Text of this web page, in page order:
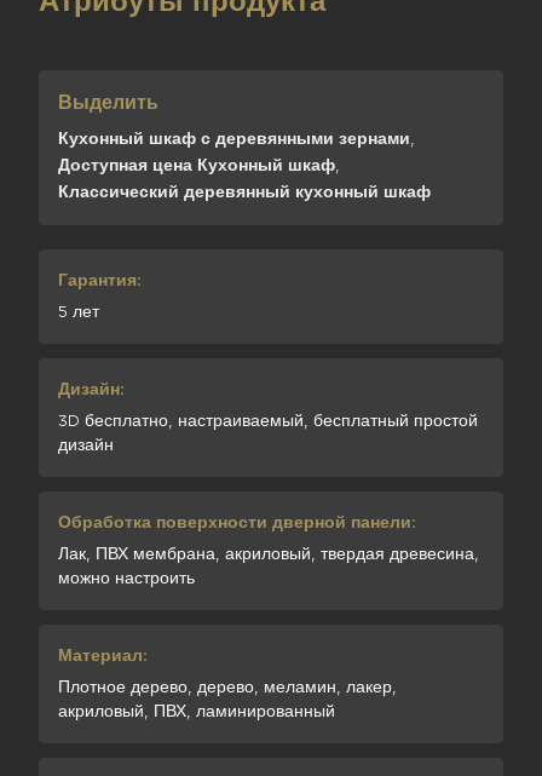
Выделить
Кухонный шкаф с деревянными зернами,
Доступная цена Кухонный шкаф,
Классический деревянный кухонный шкаф
Гарантия:
5 лет
Дизайн:
3D бесплатно, настраиваемый, бесплатный простой
дизайн
Обработка поверхности дверной панели:
Лак, ПВХ мембрана, акриловый, твердая древесина,
можно настроить
Материал:
Плотное дерево, дерево, меламин, лакер,
акриловый, ПВХ, ламинированный